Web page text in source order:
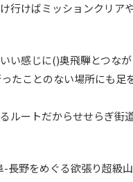
行けばミッションクリア
い感じに()奥飛騨とつな
たことのない場所にも足
ルートだからせせらぎ街
-長野をめぐる欲張り超級